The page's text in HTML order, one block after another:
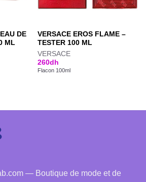
DE
ML
VERSACE EROS FLAME –
TESTER 100 ML
VERSACE
260dh
Flacon 100ml
— Boutique de mode et de